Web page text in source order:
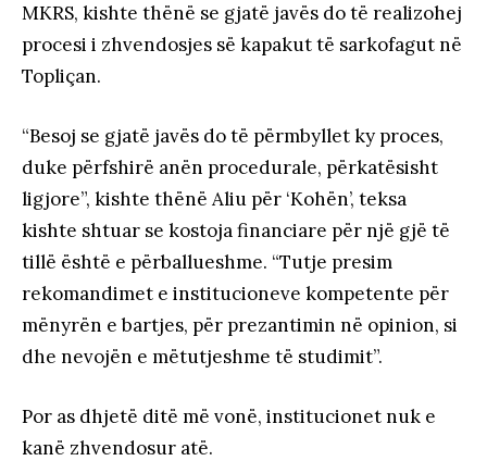
MKRS, kishte thënë se gjatë javës do të realizohej
procesi i zhvendosjes së kapakut të sarkofagut në
Topliçan.
“Besoj se gjatë javës do të përmbyllet ky proces,
duke përfshirë anën procedurale, përkatësisht
ligjore”, kishte thënë Aliu për ‘Kohën’, teksa
kishte shtuar se kostoja financiare për një gjë të
tillë është e përballueshme. “Tutje presim
rekomandimet e institucioneve kompetente për
mënyrën e bartjes, për prezantimin në opinion, si
dhe nevojën e mëtutjeshme të studimit”.
Por as dhjetë ditë më vonë, institucionet nuk e
kanë zhvendosur atë.